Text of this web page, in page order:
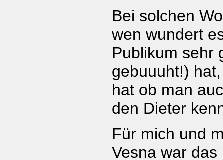
Bei solchen
wen wundert
Publikum sehr
gebuuuht!)
hat ob man
den Dieter
Für mich und
Vesna war